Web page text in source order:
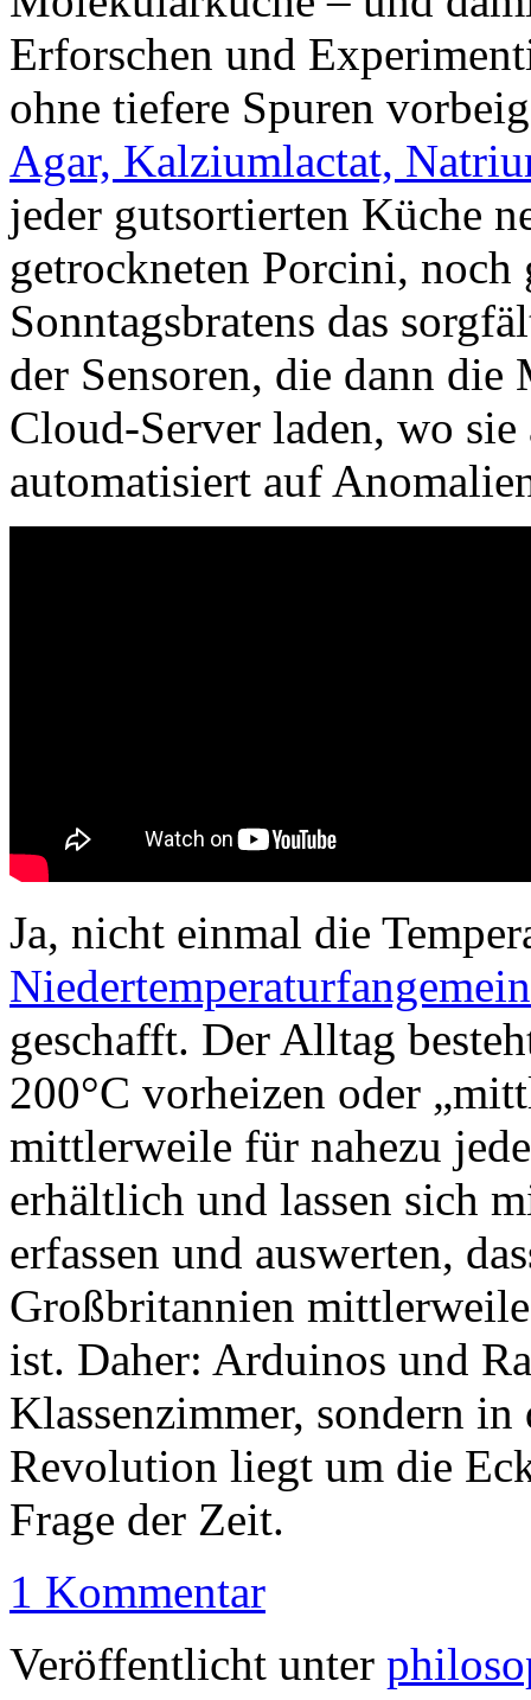
Erforschen und
ohne tiefere Spuren
Agar, Kalziumlactat,
jeder gutsortierten Küche
getrockneten Porcini, noch
Sonntagsbratens das
der Sensoren, die dann
Cloud-Server laden, wo
automatisiert auf
Ja, nicht einmal die
geschafft. Der Alltag
200°C vorheizen oder
mittlerweile für nahezu
erhältlich und lassen sich
erfassen und auswerten,
Großbritannien
ist. Daher: Arduinos und
Klassenzimmer, sondern
Revolution liegt um die
Frage der Zeit.
1 Kommentar
Veröffentlicht unter